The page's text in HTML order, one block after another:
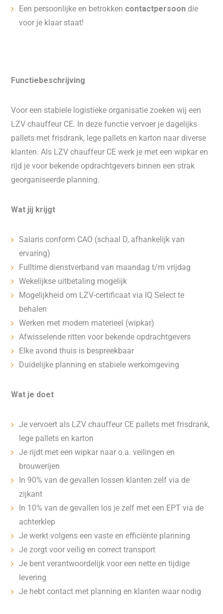
Een persoonlijke en betrokken contactpersoon die
voor je klaar staat!
Functiebeschrijving
Voor een stabiele logistieke organisatie zoeken wij een
LZV chauffeur CE. In deze functie vervoer je dagelijks
pallets met frisdrank, lege pallets en karton naar diverse
klanten. Als LZV chauffeur CE werk je met een wipkar en
rijd je voor bekende opdrachtgevers binnen een strak
georganiseerde planning.
Wat jij krijgt
Salaris conform CAO (schaal D, afhankelijk van
ervaring)
Fulltime dienstverband van maandag t/m vrijdag
Wekelijkse uitbetaling mogelijk
Mogelijkheid om LZV-certificaat via IQ Select te
behalen
Werken met modern materieel (wipkar)
Afwisselende ritten voor bekende opdrachtgevers
Elke avond thuis is bespreekbaar
Duidelijke planning en stabiele werkomgeving
Wat je doet
Je vervoert als LZV chauffeur CE pallets met frisdrank,
lege pallets en karton
Je rijdt met een wipkar naar o.a. veilingen en
brouwerijen
In 90% van de gevallen lossen klanten zelf via de
zijkant
In 10% van de gevallen los je zelf met een EPT via de
achterklep
Je werkt volgens een vaste en efficiënte planning
Je zorgt voor veilig en correct transport
Je bent verantwoordelijk voor een nette en tijdige
levering
Je hebt contact met planning en klanten waar nodig